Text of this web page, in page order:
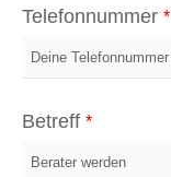
Telefonnummer *
Betreff *